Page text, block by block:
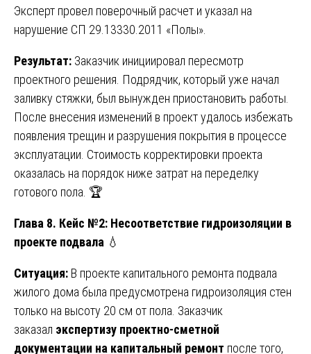
Эксперт провел поверочный расчет и указал на
нарушение СП 29.13330.2011 «Полы».
Результат: Заказчик инициировал пересмотр
проектного решения. Подрядчик, который уже начал
заливку стяжки, был вынужден приостановить работы.
После внесения изменений в проект удалось избежать
появления трещин и разрушения покрытия в процессе
эксплуатации. Стоимость корректировки проекта
оказалась на порядок ниже затрат на переделку
готового пола. 🏆
Глава 8. Кейс №2: Несоответствие гидроизоляции в
проекте подвала 💧
Ситуация: В проекте капитального ремонта подвала
жилого дома была предусмотрена гидроизоляция стен
только на высоту 20 см от пола. Заказчик
заказал экспертизу проектно-сметной
документации на капитальный ремонт после того,